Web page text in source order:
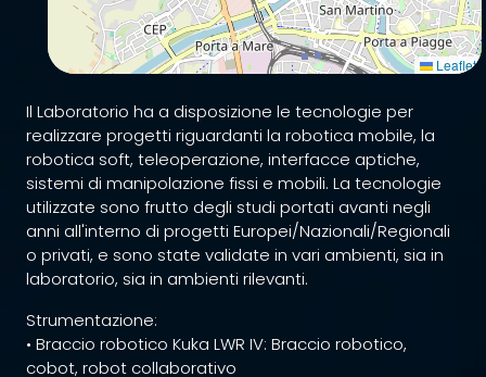
Leaflet
Il Laboratorio ha a disposizione le tecnologie per
realizzare progetti riguardanti la robotica mobile, la
robotica soft, teleoperazione, interfacce aptiche,
sistemi di manipolazione fissi e mobili. La tecnologie
utilizzate sono frutto degli studi portati avanti negli
anni all'interno di progetti Europei/Nazionali/Regionali
o privati, e sono state validate in vari ambienti, sia in
laboratorio, sia in ambienti rilevanti.
Strumentazione:
• Braccio robotico Kuka LWR IV: Braccio robotico,
cobot, robot collaborativo